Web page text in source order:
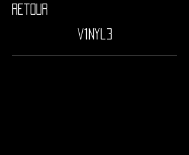
retour
v1nyl3